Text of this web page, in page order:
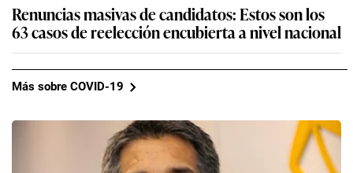
Renuncias masivas de candidatos: Estos son los
63 casos de reelección encubierta a nivel nacional
Más sobre COVID-19